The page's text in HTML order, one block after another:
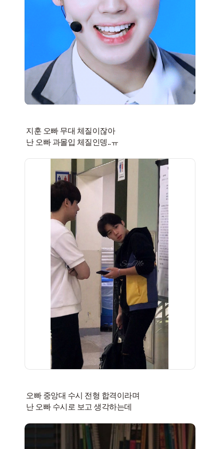
지훈 오빠 무대 체질이잖아
오빠 중앙대 수시 전형 합격이라며